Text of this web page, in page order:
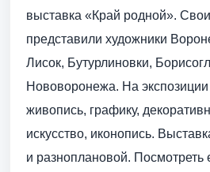
выставка «Край родной».
представили художники
Лисок, Бутурлиновки,
Нововоронежа. На
живопись, графику,
искусство, иконопись.
и разноплановой.